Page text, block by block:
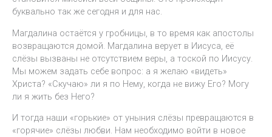
буквально так же сегодня и для нас.
Магдалина остаётся у гробницы, в то время как апостолы
возвращаются домой. Магдалина верует в Иисуса, её
слёзы вызваны не отсутствием веры, а тоской по Иисусу.
Мы можем задать себе вопрос: а я желаю «видеть»
Христа? «Скучаю» ли я по Нему, когда не вижу Его? Могу
ли я жить без Него?
И тогда наши «горькие» от уныния слёзы превращаются в
«горячие» слёзы любви. Нам необходимо войти в новое